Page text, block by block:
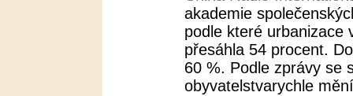
akademie
podle které urbanizace
přesáhla 54 procent.
60 %. Podle zprávy se
obyvatelstvarychle